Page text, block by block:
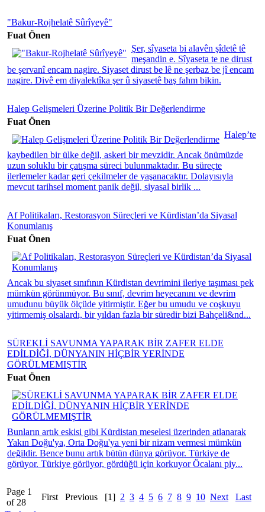
"Bakur-Rojhelatê Sûrîyeyê"
Fuat Önen
Şer, sîyaseta bi alavên şîdetê tê
meşandin e. Sîyaseta te ne dirust
be şervanî encam nagire. Siyaset dirust be lê ne şerbaz be jî encam
nagire. Divê em diyalektîka şer û siyasetê baş fahm bikin.
Halep Gelişmeleri Üzerine Politik Bir Değerlendirme
Fuat Önen
Halep’te
kaybedilen bir ülke değil, askeri bir mevzidir. Ancak önümüzde
uzun soluklu bir çatışma süreci bulunmaktadır. Bu süreçte
ilerlemeler kadar geri çekilmeler de yaşanacaktır. Dolayısıyla
mevcut tarihsel moment panik değil, siyasal birlik ...
Af Politikaları, Restorasyon Süreçleri ve Kürdistan’da Siyasal
Konumlanış
Fuat Önen
Ancak bu siyaset sınıfının Kürdistan devrimini ileriye taşıması pek
mümkün görünmüyor. Bu sınıf, devrim heyecanını ve devrim
umudunu büyük ölçüde yitirmiştir. Eğer bu umudu ve coşkuyu
yitirmemiş olsalardı, bir yıldan fazla bir süredir bizi Bahçeli&nd...
SÜREKLİ SAVUNMA YAPARAK BİR ZAFER ELDE
EDİLDİĞİ, DÜNYANIN HİÇBİR YERİNDE
GÖRÜLMEMIŞTİR
Fuat Önen
Bunların artık eskisi gibi Kürdistan meselesi üzerinden atlanarak
Yakın Doğu'ya, Orta Doğu'ya yeni bir nizam vermesi mümkün
değildir. Bence bunu artık bütün dünya görüyor. Türkiye de
görüyor. Türkiye görüyor, gördüğü için korkuyor Öcalanı piy...
Page 1
of 28
First Previous [1] 2 3 4 5 6 7 8 9 10 Next
Last